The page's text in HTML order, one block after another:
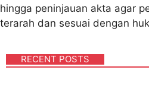
hingga peninjauan akta agar
terarah dan sesuai dengan
RECENT POSTS